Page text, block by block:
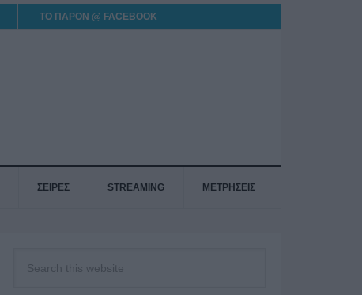
ΤΟ ΠΑΡΟΝ @ FACEBOOK
ΣΕΙΡΕΣ STREAMING ΜΕΤΡΗΣΕΙΣ